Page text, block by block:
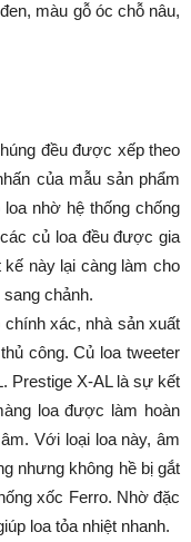
màu gỗ óc chỗ nâu,
đều được xếp theo
của mẫu sản phẩm
nhờ hệ thống chống
củ loa đều được gia
này lại càng làm cho
chảnh.
xác, nhà sản xuất
công. Củ loa tweeter
Prestige X-AL là sự kết
loa được làm hoàn
Với loại loa này, âm
nhưng không hề bị gắt
xốc Ferro. Nhờ đặc
loa tỏa nhiệt nhanh.